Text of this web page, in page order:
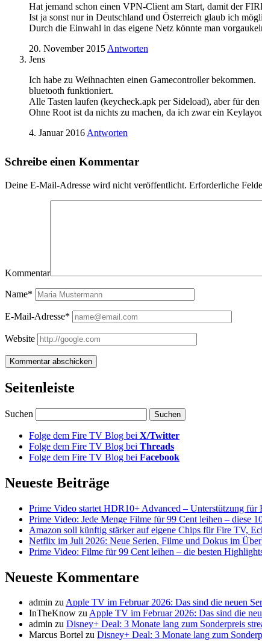
Hat jemand schon einen VPN-Client am Start, damit der
Ist ja sonst nur in Deutschland und Österreich glaub ich
Durch die Einwahl in das eigene Netz könnte man
20. November 2015 Antworten
Jens
Ich habe zu Weihnachten einen Gamecontroller bekommen.
bluetooth funktioniert.
Alle Tasten laufen (keycheck.apk per Sideload), aber für
Ohne Root ist da nichts zu machen, da ich zwar ein
4. Januar 2016 Antworten
Schreibe einen Kommentar
Deine E-Mail-Adresse wird nicht veröffentlicht. Erforderliche
Kommentar
Name*
E-Mail-Adresse*
Website
Seitenleiste
Suchen
Folge dem Fire TV Blog bei X/Twitter
Folge dem Fire TV Blog bei Threads
Folge dem Fire TV Blog bei Facebook
Neueste Beiträge
Prime Video startet HDR10+ Advanced – Unterstützung für
Prime Video: Jede Menge Filme für 99 Cent leihen – diese
Amazon soll künftig stärker auf eigene Chips für Fire TV,
Netflix im Juli 2026: Neue Serien, Filme und Dokus im
Prime Video: Filme für 99 Cent leihen – die besten
Neueste Kommentare
admin zuApple TV im Februar 2026: Das sind die neuen
InTheKnow zuApple TV im Februar 2026: Das sind die
admin zu Disney+ Deal: 3 Monate lang zum Sonderpreis
Marcus Bortel zu Disney+ Deal: 3 Monate lang zum